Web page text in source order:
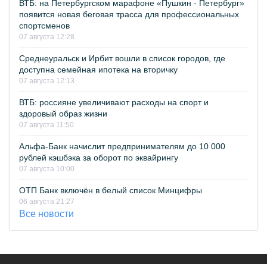
ВТБ: на Петербургском марафоне «Пушкин - Петербург»
появится новая беговая трасса для профессиональных
спортсменов
07 августа 12:28
Среднеуральск и Ирбит вошли в список городов, где
доступна семейная ипотека на вторичку
07 августа 12:13
ВТБ: россияне увеличивают расходы на спорт и
здоровый образ жизни
07 августа 11:50
Альфа-Банк начислит предпринимателям до 10 000
рублей кэшбэка за оборот по эквайрингу
07 августа 10:00
ОТП Банк включён в белый список Минцифры
06 августа 21:27
Все новости